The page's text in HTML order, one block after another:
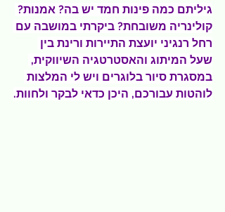
גיליתם כמה פינות חמד יש בה? אמנות?
קולינריה משובחת? ביקרתי במושבה עם
רחל רנגיני יועצת התיירות ורינת בין
שעל המיתוג והאסטרטגיה השיווקית,
במסגרת סיור בלוגרים ויש לי המלצות
לוהטות עבורכם, היכן כדאי לבקר ולחוות.